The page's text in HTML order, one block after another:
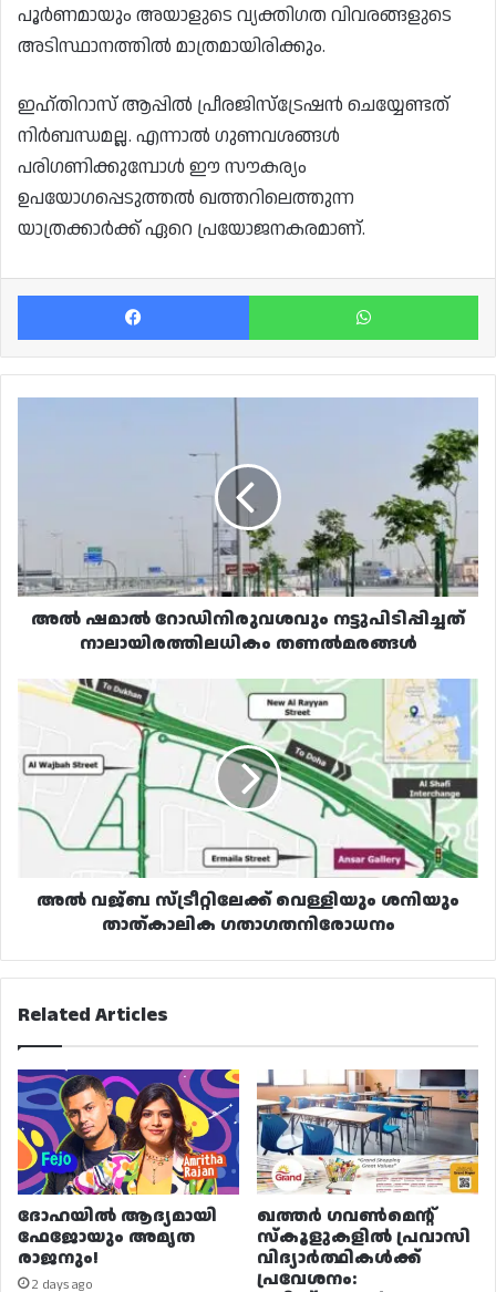
പൂർണമായും അയാളുടെ വ്യക്തിഗത വിവരങ്ങളുടെ
അടിസ്ഥാനത്തിൽ മാത്രമായിരിക്കും.
ഇഹ്തിറാസ് ആപ്പിൽ പ്രീരജിസ്ട്രേഷൻ ചെയ്യേണ്ടത്
നിർബന്ധമല്ല. എന്നാൽ ഗുണവശങ്ങൾ
പരിഗണിക്കുമ്പോൾ ഈ സൗകര്യം
ഉപയോഗപ്പെടുത്തൽ ഖത്തറിലെത്തുന്ന
യാത്രക്കാർക്ക് ഏറെ പ്രയോജനകരമാണ്.
Facebook
തണൽമരങ്ങൾ
അൽ ഷമാൽ റോഡിനിരുവശവും നട്ടുപിടിപ്പിച്ചത്
നാലായിരത്തിലധികം തണൽമരങ്ങൾ
അൽ
സ്ട്രീറ്റിലേക്ക്
വെള്ളിയും
ശനിയും
താത്കാലിക
ഗതാഗതനിരോധനം
അൽ വജ്ബ സ്ട്രീറ്റിലേക്ക് വെള്ളിയും ശനിയും
താത്കാലിക ഗതാഗതനിരോധനം
Related Articles
ദോഹയിൽ ആദ്യമായി
ഫേജോയും അമൃത
രാജനും!
2 days ago
ഖത്തർ ഗവൺമെന്റ്
സ്കൂളുകളിൽ പ്രവാസി
വിദ്യാർത്ഥികൾക്ക്
പ്രവേശനം: